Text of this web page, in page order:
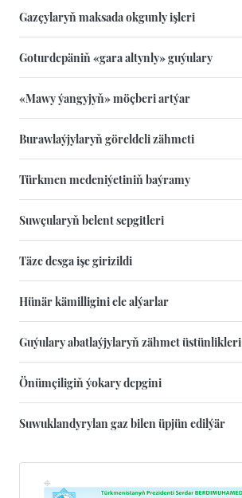
Gazçylaryň maksada okgunly işleri
Goturdepäniň «gara altynly» guýulary
«Mawy ýangyjyň» möçberi artýar
Burawlaýjylaryň göreldeli zähmeti
Türkmen medeniýetiniň baýramy
Suwçularyň belent sepgitleri
Täze desga işe girizildi
Hünär kämilligini ele alýarlar
Guýulary abatlaýjylaryň zähmet üstünlikleri
Önümçiligiň ýokary depgini
Suwuklandyrylan gaz bilen üpjün edilýär